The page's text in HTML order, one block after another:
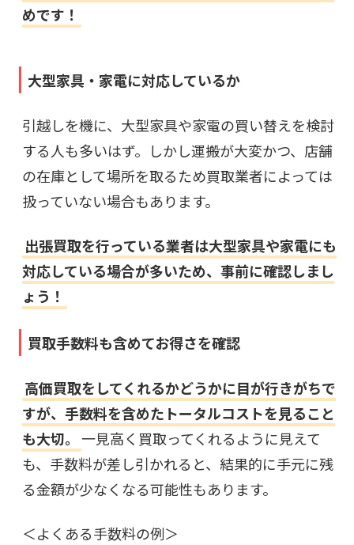
めです！
大型家具・家電に対応しているか
引越しを機に、大型家具や家電の買い替えを検討
する人も多いはず。しかし運搬が大変かつ、店舗
の在庫として場所を取るため買取業者によっては
扱っていない場合もあります。
出張買取を行っている業者は大型家具や家電にも
対応している場合が多いため、事前に確認しまし
ょう！
買取手数料も含めてお得さを確認
高価買取をしてくれるかどうかに目が行きがちで
すが、手数料を含めたトータルコストを見ること
も大切。 一見高く買取ってくれるように見えて
も、手数料が差し引かれると、結果的に手元に残
る金額が少なくなる可能性もあります。
＜よくある手数料の例＞